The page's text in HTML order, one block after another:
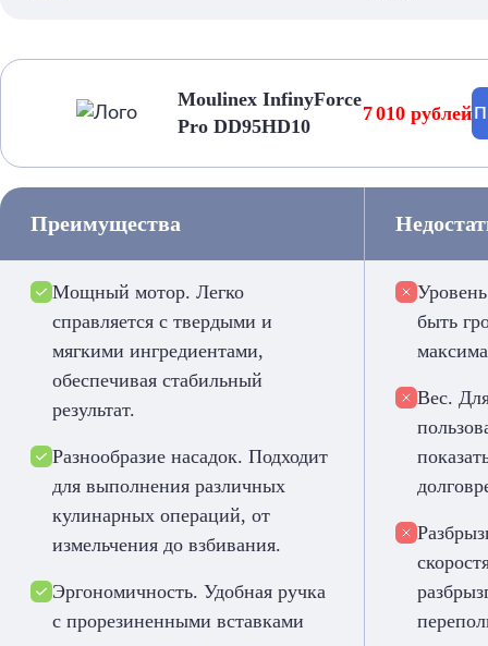
Moulinex InfinyForce
Pro DD95HD10
7 010 рублей
Преимущества
Мощный мотор. Легко
справляется с твердыми и
мягкими ингредиентами,
обеспечивая стабильный
результат.
Разнообразие насадок. Подходит
для выполнения различных
кулинарных операций, от
измельчения до взбивания.
Эргономичность. Удобная ручка
с прорезиненными вставками
быть
Вес.